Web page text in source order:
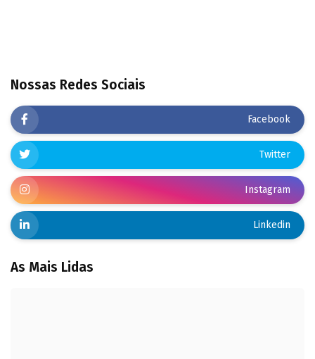
Nossas Redes Sociais
Facebook
Twitter
Instagram
Linkedin
As Mais Lidas